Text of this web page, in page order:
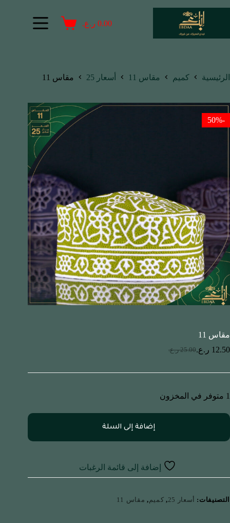
0.00 ر.ع.
الرئيسية كميم مقاس 11 أسعار 25 مقاس 11
-50%
مقاس 11
25.00 ر.ع. 12.50 ر.ع.
1 متوفر في المخزون
إضافة إلى السلة
إضافة إلى قائمة الرغبات
التصنيفات: أسعار 25 , كميم, مقاس 11